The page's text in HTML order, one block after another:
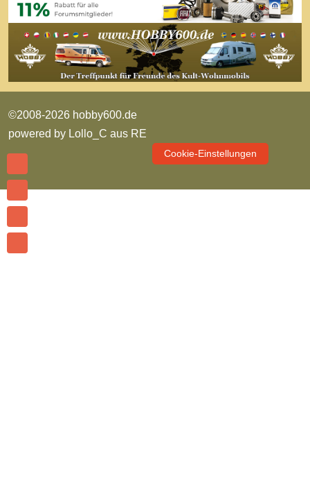
©2008-2026 hobby600.de
powered by Lollo_C aus RE
Cookie-Einstellungen